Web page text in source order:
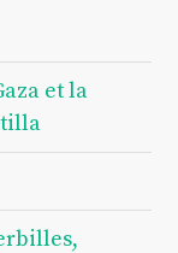
et la